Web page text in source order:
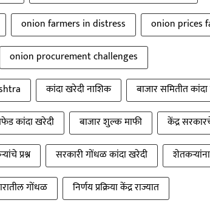
onion farmers in distress
onion prices
onion procurement challenges
कांदा खरेदी नाशिक
बाजार समितीत
कांदा खरेदी बाजार शुल्क माफी
केंद्र
प्रश्न सरकारी गोंधळ कांदा खरेदी
गोंधळ निर्णय प्रक्रिया केंद्र राज्यात